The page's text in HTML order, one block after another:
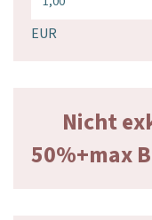
EUR
Nicht
50%+max